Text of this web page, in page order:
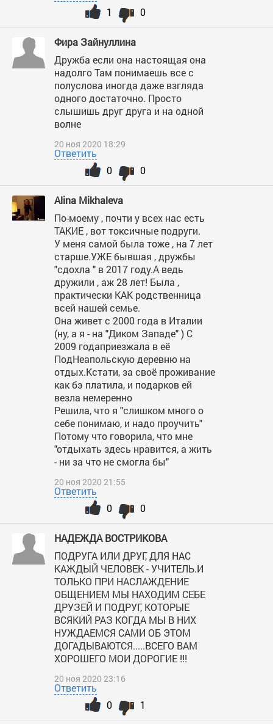
0
1
Фира Зайнуллина
Дружба если она настоящая она
надолго Там понимаешь все с
полуслова иногда даже взгляда
одного достаточно. Просто
слышишь друг друга и на одной
волне
20 ноя 2020 18:29
Ответить
0
0
Alina Mikhaleva
По-моему , почти у всех нас есть
ТАКИЕ , вот токсичные подруги.
У меня самой была тоже , на 7 лет
старше.УЖЕ бывшая , дружбы
"сдохла " в 2017 году.А ведь
дружили , аж 28 лет! Была ,
практически КАК родственница
всей нашей семье.
Она живет с 2000 года в Италии
(ну, а я - на "Диком Западе" ) С
2009 годаприезжала в её
ПодНеапольскую деревню на
отдых.Кстати, за своё проживание
как бэ платила, и подарков ей
везла немеренно
Решила, что я "слишком много о
себе понимаю, и надо проучить"
Потому что говорила, что мне
"отдыхать здесь нравится, а жить
- ни за что не смогла бы"
20 ноя 2020 21:55
Ответить
0
0
НАДЕЖДА ВОСТРИКОВА
ПОДРУГА ИЛИ ДРУГ, ДЛЯ НАС
КАЖДЫЙ ЧЕЛОВЕК - УЧИТЕЛЬ.И
ТОЛЬКО ПРИ НАСЛАЖДЕНИЕ
ОБЩЕНИЕМ МЫ НАХОДИМ СЕБЕ
ДРУЗЕЙ И ПОДРУГ, КОТОРЫЕ
ВСЯКИЙ РАЗ КОГДА МЫ В НИХ
НУЖДАЕМСЯ САМИ ОБ ЭТОМ
ДОГАДЫВАЮТСЯ.....ВСЕГО ВАМ
ХОРОШЕГО МОИ ДОРОГИЕ !!!
20 ноя 2020 23:16
Ответить
1
0